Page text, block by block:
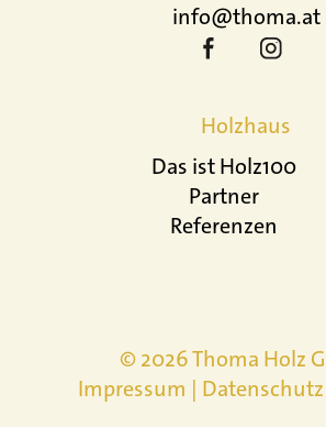
info@thoma.at
Holzhaus
Das ist Holz100
Partner
Referenzen
© 2026 Thoma Holz
Impressum | Datenschutz